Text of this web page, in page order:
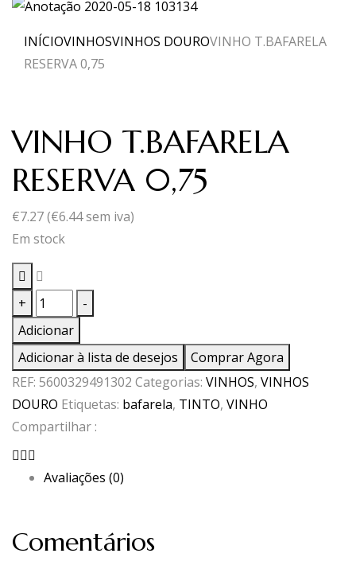
INÍCIOVINHOSVINHOS DOUROVINHO T.BAFARELA
RESERVA 0,75
VINHO T.BAFARELA
RESERVA 0,75
€7.27(€6.44sem iva)
Em stock
+
Quantidade
de
VINHO
T.BAFARELA
RESERVA
0,75
-
Adicionar
Adicionar à lista de desejos
Comprar Agora
REF: 5600329491302 Categorias: VINHOS, VINHOS
DOURO Etiquetas: bafarela, TINTO, VINHO
Compartilhar :
Avaliações (0)
Comentários